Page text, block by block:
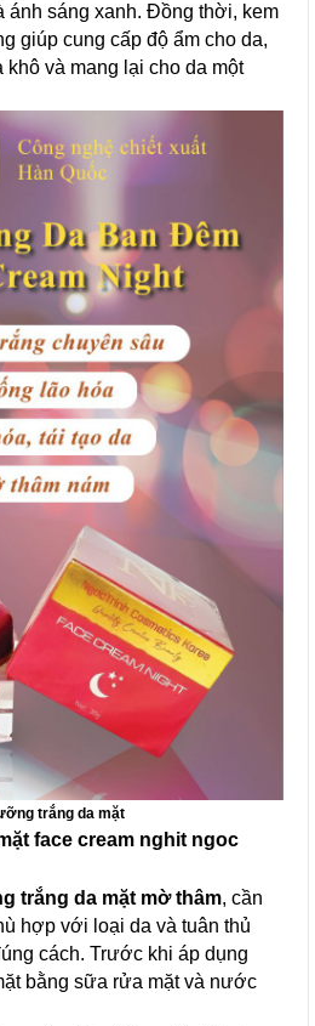
ánh sáng xanh. Đồng thời, kem
giúp cung cấp độ ẩm cho da,
và mang lại cho da một
trắng da mặt
face cream nghit ngoc
trắng da mặt mờ thâm, cần
hợp với loại da và tuân thủ
cách. Trước khi áp dụng
bằng sữa rửa mặt và nước